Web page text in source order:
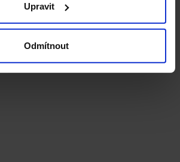
Upravit
Odmítnout